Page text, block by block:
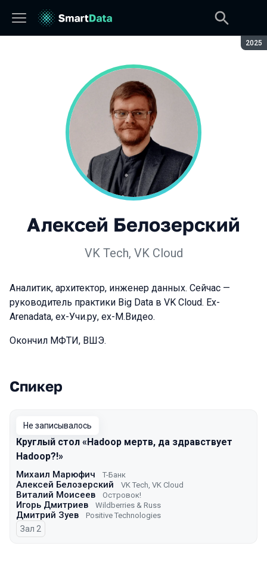
2025
Алексей Белозерский
VK Tech, VK Cloud
Аналитик, архитектор, инженер данных. Сейчас —
руководитель практики Big Data в VK Cloud. Ex-
Arenadata, ex-Учи.ру, ex-М.Видео.
Окончил МФТИ, ВШЭ.
Выступления в сезоне 2025
Спикер
Не записывалось
Круглый стол «Hadoop мертв, да здравствует
Hadoop?!»
Михаил Марюфич T-Банк
Алексей Белозерский VK Tech, VK Cloud
Виталий Моисеев Островок!
Игорь Дмитриев Wildberries & Russ
Дмитрий Зуев Positive Technologies
Зал 2